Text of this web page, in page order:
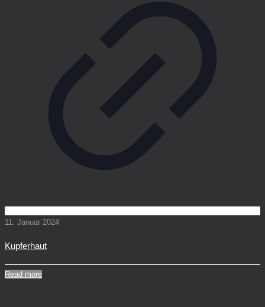
11. Januar 2024
Kupferhaut
Read more